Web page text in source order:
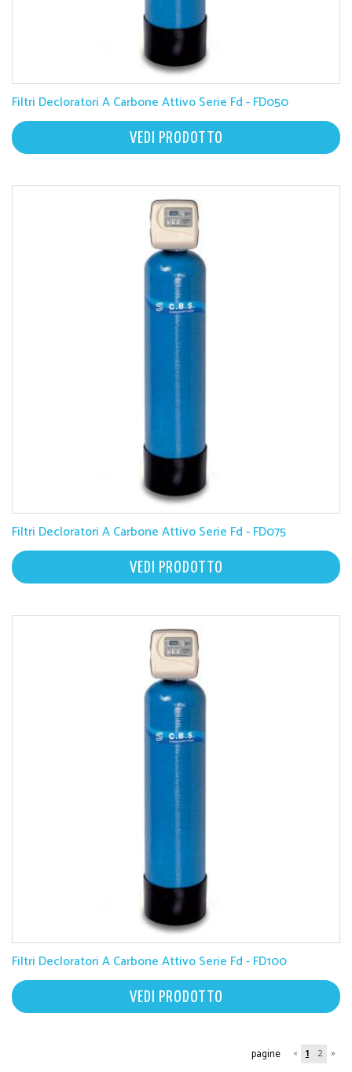
Filtri Decloratori A Carbone Attivo Serie Fd - FD050
VEDI PRODOTTO
Filtri Decloratori A Carbone Attivo Serie Fd - FD075
VEDI PRODOTTO
Filtri Decloratori A Carbone Attivo Serie Fd - FD100
VEDI PRODOTTO
« 1 2 »
pagine